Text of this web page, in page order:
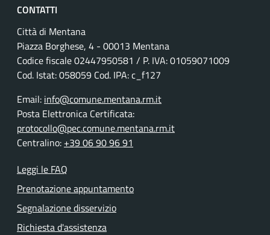
CONTATTI
Città di Mentana
Piazza Borghese, 4 - 00013 Mentana
Codice fiscale02447950581 / P. IVA:01059071009
Cod. Istat: 058059 Cod. IPA: c_f127
Email: info@comune.mentana.rm.it
Posta Elettronica Certificata:
protocollo@pec.comune.mentana.rm.it
Centralino: +39 06 90 96 91
Leggi le FAQ
Prenotazione appuntamento
Segnalazione disservizio
Richiesta d'assistenza